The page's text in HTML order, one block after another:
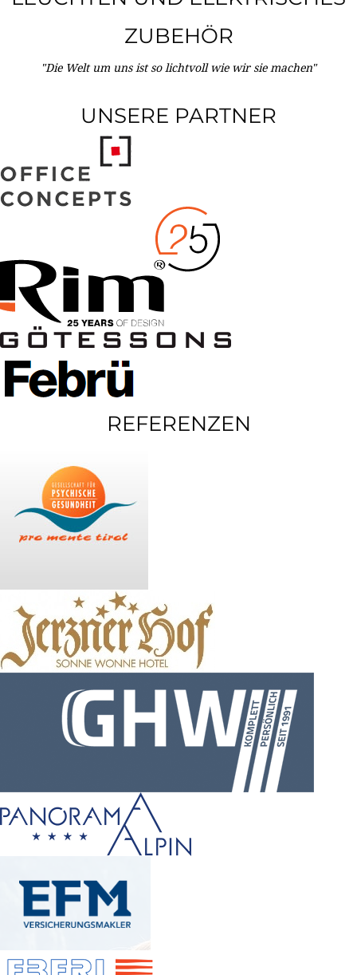
ZUBEHÖR
"Die Welt um uns ist so lichtvoll wie wir sie machen"
UNSERE PARTNER
REFERENZEN